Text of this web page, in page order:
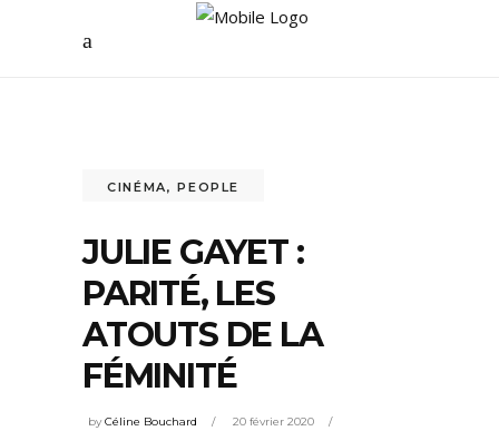
CINÉMA,PEOPLE
JULIE GAYET :
PARITÉ, LES
ATOUTS DE LA
FÉMINITÉ
byCéline Bouchard 20 février 2020